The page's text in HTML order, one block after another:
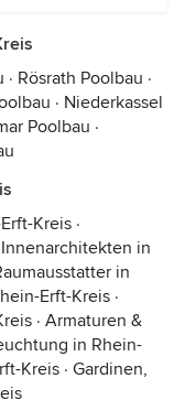
· Rösrath Poolbau ·
· Niederkassel
Poolbau ·
Kreis ·
Innenarchitekten in
in
Erft-Kreis ·
· Armaturen &
in Rhein-
Kreis · Gardinen,